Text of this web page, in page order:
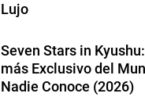
Lujo
Seven Stars in
más Exclusivo del
Nadie Conoce (2026)